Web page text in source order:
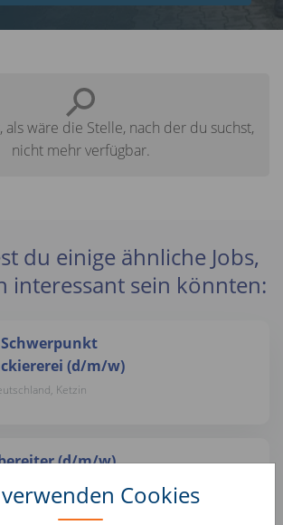
Cookies
als wäre die Stelle, nach der du suchst,
nicht mehr verfügbar.
du einige ähnliche Jobs,
interessant sein könnten:
Schwerpunkt
(d/m/w)
Ketzin
(d/m/w)
Ketzin